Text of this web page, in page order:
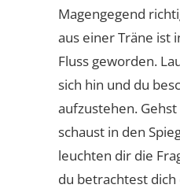
Magengegend
aus einer Träne ist
Fluss geworden.
sich hin und du
aufzustehen. Gehst
schaust in den
leuchten dir die
du betrachtest dich